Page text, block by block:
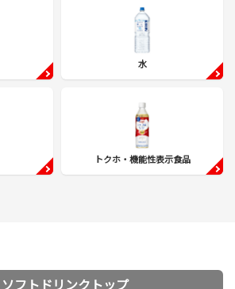
水
トクホ・機能性表示食品
ソフトドリンクトップ